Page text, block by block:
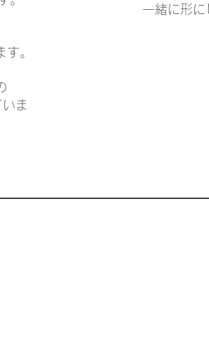
。
ま
一緒に形に